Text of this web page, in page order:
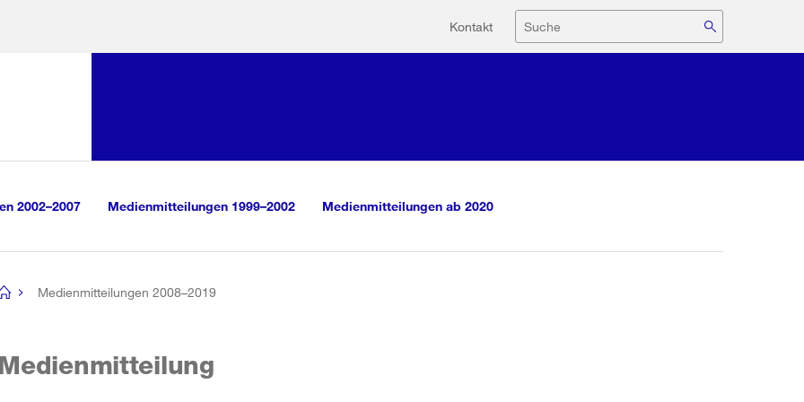
Hilfsnavigation
Kontakt Suche
2002–2007 Medienmitteilungen 1999–2002 Medienmitteilungen ab 2020
Medienmitteilungen 2008–2019